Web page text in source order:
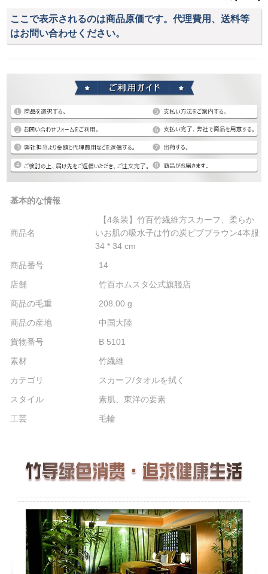
ここで表示されるのは商品原価です。代理費用、送料等
はお問い合わせください。
基本的な情報
商品名
【4条装】竹百竹繊維方スカーフ、柔らか
いお肌の吸水子は竹の炭ビブブラウン4本服
34 * 34 cm
商品番号
14
店舗
竹百ホムスタ公式旗艦店
商品の毛重
208.00 g
商品の産地
中国大陸
貨物番号
B 5101
素材
竹繊維
カテゴリ
スカーフ/タオルを拭く
スタイル
素肌、東洋の要素
工芸
毛輪